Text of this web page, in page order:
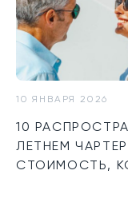
10 ЯНВАРЯ 2026
10
ЛЕТНЕМ
СТОИМОСТЬ,